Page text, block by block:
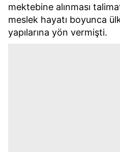
mektebine alınması
meslek hayatı boyunca
yapılarına yön vermişti.